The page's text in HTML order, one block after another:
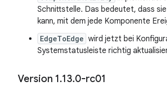
Schnittstelle. Das bedeutet, dass
kann, mit dem jede Komponente
EdgeToEdge wird jetzt bei
Systemstatusleiste richtig
Version 1.13.0-rc01